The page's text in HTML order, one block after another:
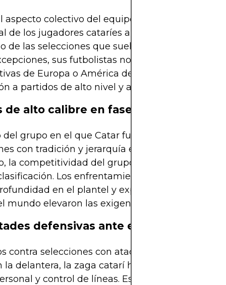
aspecto colectivo del equipo es destacable, la
de los jugadores cataríes aún está por debajo
de las selecciones que suelen avanzar de fase.
sus futbolistas no militan en ligas
de Europa o América del Sur, lo cual limita
a partidos de alto nivel y a estilos de juego
de alto calibre en fase de grupos
del grupo en el que Catar fue ubicado incluyó
con tradición y jerarquía en torneos
la competitividad del grupo hacía cuesta
Los enfrentamientos con equipos
en el plantel y experiencia
mundo elevaron las exigencias al máximo.
defensivas ante equipos
contra selecciones con ataques rápidos y
la delantera, la zaga catarí ha mostrado
y control de líneas. Esto se traduce en alta